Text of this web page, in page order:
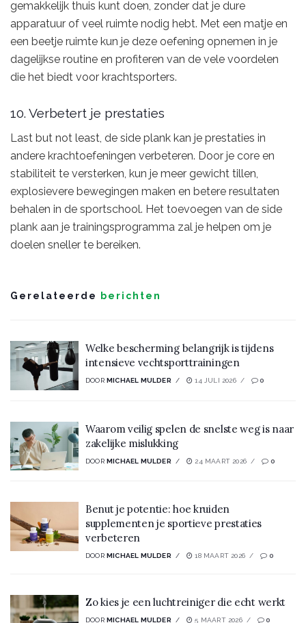
gemakkelijk thuis kunt doen, zonder dat je dure
apparatuur of veel ruimte nodig hebt. Met een matje en
een beetje ruimte kun je deze oefening opnemen in je
dagelijkse routine en profiteren van de vele voordelen
die het biedt voor krachtsporters.
10. Verbetert je prestaties
Last but not least, de side plank kan je prestaties in
andere krachtoefeningen verbeteren. Door je core en
stabiliteit te versterken, kun je meer gewicht tillen,
explosievere bewegingen maken en betere resultaten
behalen in de sportschool. Het toevoegen van de side
plank aan je trainingsprogramma zal je helpen om je
doelen sneller te bereiken.
Gerelateerde berichten
Welke bescherming belangrijk is tijdens
intensieve vechtsporttrainingen
DOOR MICHAEL MULDER 14 JULI 2026 0
Waarom veilig spelen de snelste weg is naar
zakelijke mislukking
DOOR MICHAEL MULDER 24 MAART 2026 0
Benut je potentie: hoe kruiden
supplementen je sportieve prestaties
verbeteren
DOOR MICHAEL MULDER 18 MAART 2026 0
Zo kies je een luchtreiniger die echt werkt
DOOR MICHAEL MULDER 5 MAART 2026 0